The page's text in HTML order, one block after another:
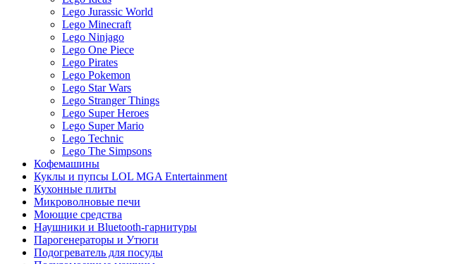
Lego Jurassic World
Lego Minecraft
Lego Ninjago
Lego One Piece
Lego Pirates
Lego Pokemon
Lego Star Wars
Lego Stranger Things
Lego Super Heroes
Lego Super Mario
Lego Technic
Lego The Simpsons
Кофемашины
Куклы и пупсы LOL MGA Entertainment
Кухонные плиты
Микроволновые печи
Моющие средства
Наушники и Bluetooth-гарнитуры
Парогенераторы и Утюги
Подогреватель для посуды